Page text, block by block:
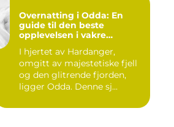
Overnatting i Odda: En
guide til den beste
opplevelsen i vakre
I hjertet av Hardanger,
omgitt av majestetiske fjell
og den glitrende fjorden,
ligger Odda. Denne sj...